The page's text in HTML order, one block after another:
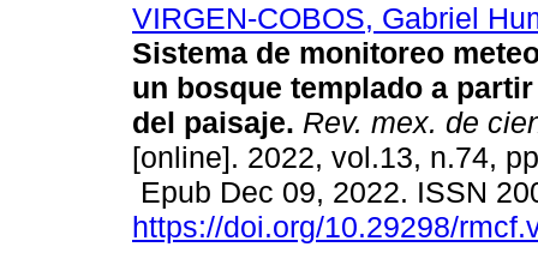
VIRGEN-COBOS, Gabriel
Sistema de monitoreo
un bosque templado a
del paisaje. Rev. mex. de
[online]. 2022, vol.13, n.74,
Epub Dec 09, 2022. ISSN
https://doi.org/10.29298/